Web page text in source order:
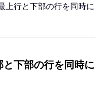
上行と下部の行を同時に
下部の行を同時に